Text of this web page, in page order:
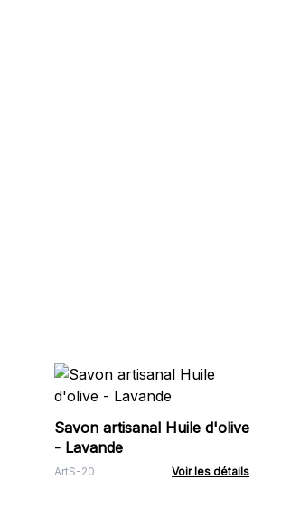
Savon artisanal Huile d'olive
- Lavande
ArtS-20 Voir les détails